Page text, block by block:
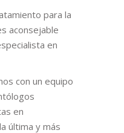
para la
aconsejable
en
con un equipo
en
última y más